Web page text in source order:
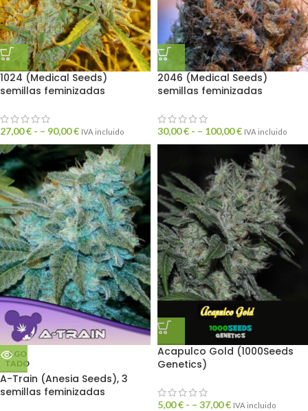
1024 (Medical Seeds)
semillas feminizadas
27,00€ - – 90,00€ IVA incluido
2046 (Medical Seeds)
semillas feminizadas
30,00€ - – 100,00€ IVA incluido
AGO
TADO
A-Train (Anesia Seeds), 3
semillas feminizadas
Acapulco Gold (1000Seeds
Genetics)
5,00€ - – 37,00€ IVA incluido